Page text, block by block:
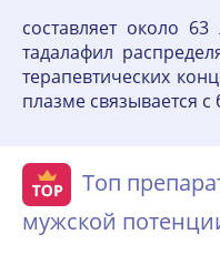
составляет около
тадалафил
терапевтических
плазме связывается с
Топ
мужской